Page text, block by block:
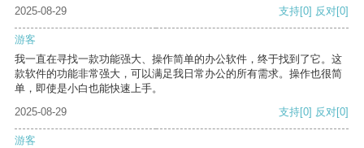
2025-08-29 支持[0] 反对[0]
游客
我一直在寻找一款功能强大、操作简单的办公软件，终于找到了它。这
款软件的功能非常强大，可以满足我日常办公的所有需求。操作也很简
单，即使是小白也能快速上手。
2025-08-29
支持[0] 反对[0]
游客